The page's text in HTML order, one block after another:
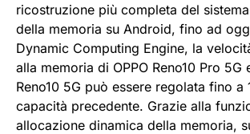
ricostruzione più completa del
della memoria su Android, fino ad
Dynamic Computing Engine, la
alla memoria di OPPO Reno10 Pro 5G
Reno10 5G può essere regolata fino a
capacità precedente. Grazie alla
allocazione dinamica della memoria,